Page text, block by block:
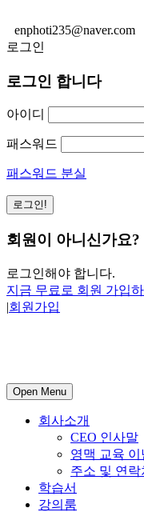
enphoti235@naver.com
로그인
로그인 합니다
아이디
패스워드
패스워드 분실
회원이 아니신가요?
로그인해야 합니다.
지금 무료로 회원 가입
|회원가입
Open Menu
회사소개
CEO 인사말
영맥 교육 이
주소 및 연락
학습서
강의룸